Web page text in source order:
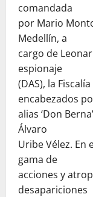
comandada
por Mario
Medellín, a
cargo de
espionaje
(DAS), la
encabezados
alias ‘Don
Álvaro
Uribe Vélez. En
gama de
acciones y
desapariciones